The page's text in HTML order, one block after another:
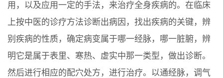
用，以及应用一定的手法，来治疗全身疾病的。在临床
上按中医的诊疗方法诊断出病因，找出疾病的关键，辨
别疾病的性质，确定病变属于哪一经脉，哪一脏腑，辨
明它是属于表里、寒热、虚实中那一类型，做出诊断。
然后进行相应的配穴处方，进行治疗。以通经脉，调气